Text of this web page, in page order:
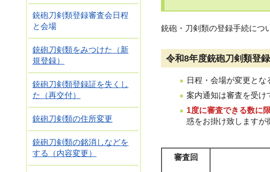
銃砲刀剣類登録審査会日程
と会場
銃砲刀剣類をみつけた（新
規登録）
銃砲刀剣類登録証を失くし
た（再交付）
銃砲刀剣類の住所変更
銃砲刀剣類の銘消しなどを
する（内容変更）
銃砲・刀剣類の登録手続につ
令和8年度銃砲刀剣類登
日程・会場が変更と
案内通知は審査を受け
1度に審査できる数に
惑をお掛け致しますが
審査回